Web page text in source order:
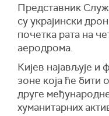
Представник
су украјински
почетка рата на
аеродрома.
Кијев најављује
зоне која ће
друге
хуманитарних